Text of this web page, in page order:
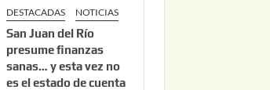
DESTACADAS NOTICIAS
San Juan del Río
presume finanzas
sanas… y esta vez no
es el estado de cuenta